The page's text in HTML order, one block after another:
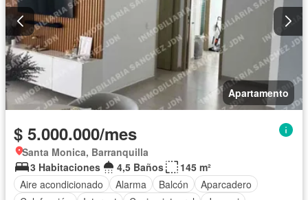
Apartamento
$ 5.000.000/mes
Santa Monica, Barranquilla
3 Habitaciones
4,5 Baños
145 m²
Aire acondicionado
Alarma Balcón
Aparcadero